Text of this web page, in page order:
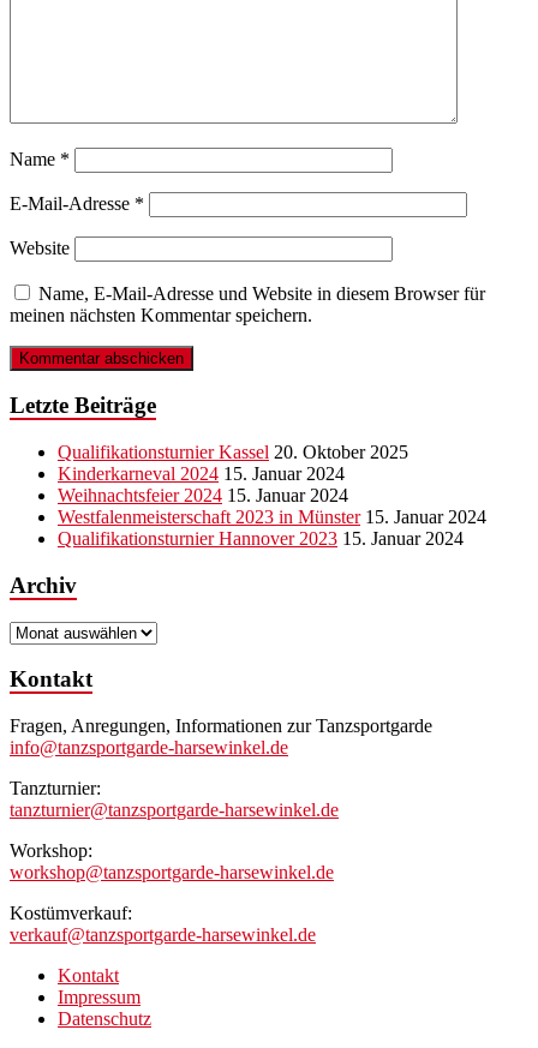
Name *
E-Mail-Adresse *
Website
Name, E-Mail-Adresse und Website in diesem Browser für
meinen nächsten Kommentar speichern.
Letzte Beiträge
Qualifikationsturnier Kassel 20. Oktober 2025
Kinderkarneval 2024 15. Januar 2024
Weihnachtsfeier 2024 15. Januar 2024
Westfalenmeisterschaft 2023 in Münster 15. Januar 2024
Qualifikationsturnier Hannover 2023 15. Januar 2024
Archiv
Archiv
Kontakt
Fragen, Anregungen, Informationen zur Tanzsportgarde
info@tanzsportgarde-harsewinkel.de
Tanzturnier:
tanzturnier@tanzsportgarde-harsewinkel.de
Workshop:
workshop@tanzsportgarde-harsewinkel.de
Kostümverkauf:
verkauf@tanzsportgarde-harsewinkel.de
Kontakt
Impressum
Datenschutz